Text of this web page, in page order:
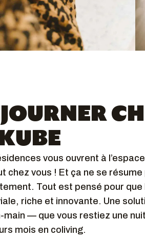
vous ouvrent à
chez vous ! Et ça ne se résume
Tout est pensé pour que
riche et innovante. Une
main — que vous restiez une
mois en coliving.